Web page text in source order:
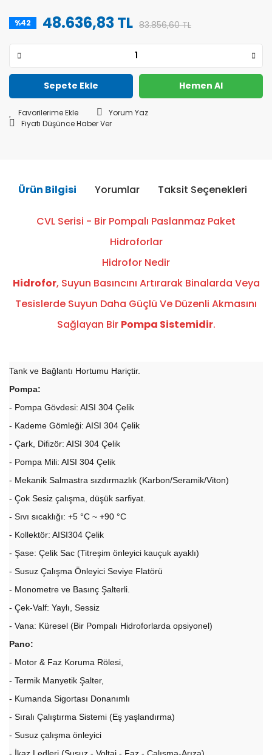
%42 48.636,83 TL 83.856,60 TL
Sepete Ekle Hemen Al
Yorum Yaz
Fiyatı Düşünce Haber Ver
Ürün Bilgisi Yorumlar Taksit Seçenekleri
CVL Serisi - Bir Pompalı Paslanmaz Paket
Hidroforlar
Hidrofor Nedir
Hidrofor, Suyun Basıncını Artırarak Binalarda Veya
Tesislerde Suyun Daha Güçlü Ve Düzenli Akmasını
Sağlayan Bir Pompa Sistemidir.
Tank ve Bağlantı Hortumu Hariçtir.
Pompa:
- Pompa Gövdesi: AISI 304 Çelik
- Kademe Gömleği: AISI 304 Çelik
- Çark, Difizör: AISI 304 Çelik
- Pompa Mili: AISI 304 Çelik
- Mekanik Salmastra sızdırmazlık (Karbon/Seramik/Viton)
- Çok Sesiz çalışma, düşük sarfiyat.
- Sıvı sıcaklığı: +5 °C ~ +90 °C
- Kollektör: AISI304 Çelik
- Şase: Çelik Sac (Titreşim önleyici kauçuk ayaklı)
- Susuz Çalışma Önleyici Seviye Flatörü
- Monometre ve Basınç Şalterli.
- Çek-Valf: Yaylı, Sessiz
- Vana: Küresel (Bir Pompalı Hidroforlarda opsiyonel)
Pano:
- Motor & Faz Koruma Rölesi,
- Termik Manyetik Şalter,
- Kumanda Sigortası Donanımlı
- Sıralı Çalıştırma Sistemi (Eş yaşlandırma)
- Susuz çalışma önleyici
- İkaz Ledleri (Susuz - Voltaj - Faz - Çalışma-Arıza)